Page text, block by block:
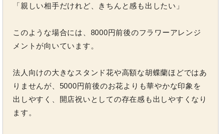
「親しい相手だけれど、きちんと感も出したい」
このような場合には、8000円前後のフラワーアレンジ
メントが向いています。
法人向けの大きなスタンド花や高額な胡蝶蘭ほどではあ
りませんが、5000円前後のお花よりも華やかな印象を
出しやすく、開店祝いとしての存在感も出しやすくなり
ます。